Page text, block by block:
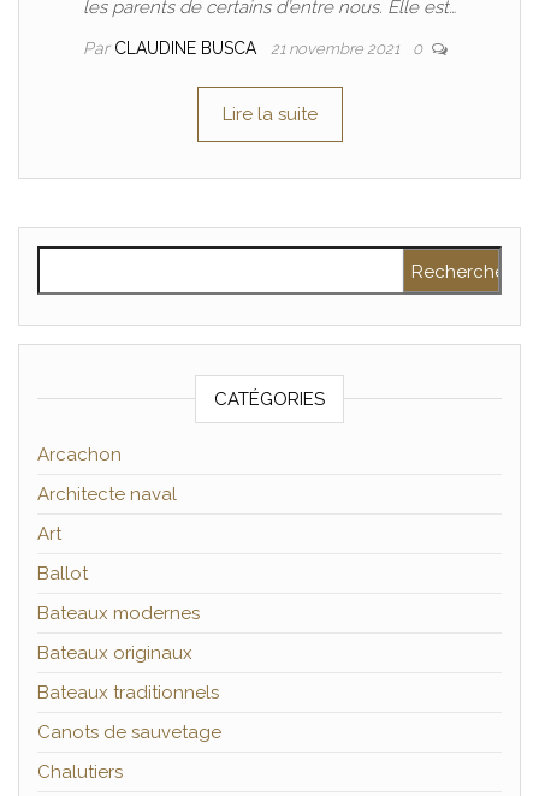
les parents de certains d’entre nous. Elle est…
Par CLAUDINE BUSCA 21 novembre 2021 0
Lire la suite
CATÉGORIES
Arcachon
Architecte naval
Art
Ballot
Bateaux modernes
Bateaux originaux
Bateaux traditionnels
Canots de sauvetage
Chalutiers